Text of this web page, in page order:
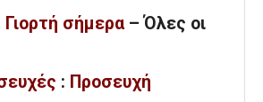
Γιορτή σήμερα – Όλες οι
: Προσευχή